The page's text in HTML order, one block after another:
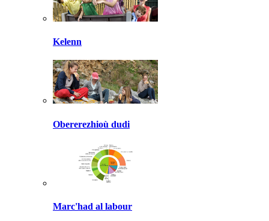
Kelenn
Obererezhioù dudi
Marc'had al labour